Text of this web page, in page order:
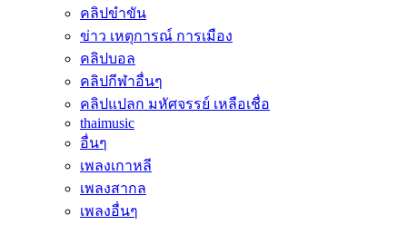
คลิปขำขัน
ข่าว เหตุการณ์ การเมือง
คลิปบอล
คลิปกีฬาอื่นๆ
คลิปแปลก มหัศจรรย์ เหลือเชื่อ
thaimusic
อื่นๆ
เพลงเกาหลี
เพลงสากล
เพลงอื่นๆ